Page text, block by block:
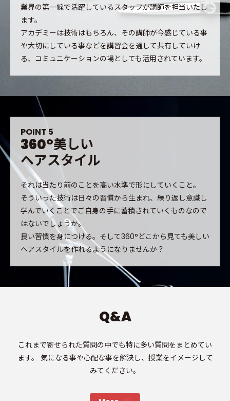
業界の第一線で活躍しているスタッフが講師を担当いたし
ます。
アカデミーは技術はもちろん、その講師が今感じている事
や大切にしている事などを講習会を通して共有していけ
る、コミュニケーションの場としても活用されています。
POINT 5
360°美しい
ヘアスタイル
それは当たり前のことを高い水準で形にしていくこと。
そういった技術は日々の習慣から生まれ、繰り返し意識し
学んでいくことでご自身の手に蓄積されていくものなので
はないでしょうか。
良い習慣を身につける。そして360°どこから見ても美しい
ヘアスタイルを作れるようになりませんか？
Q&A
これまで寄せられた質問の中でも特に多い質問をまとめてい
ます。
気になる事や心配な事を解決し、授業をイメージして
みてください。